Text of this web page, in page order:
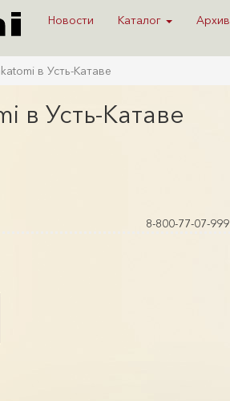
Новости Каталог Архив
в Усть-Катаве
в Усть-Катаве
8-800-77-07-999